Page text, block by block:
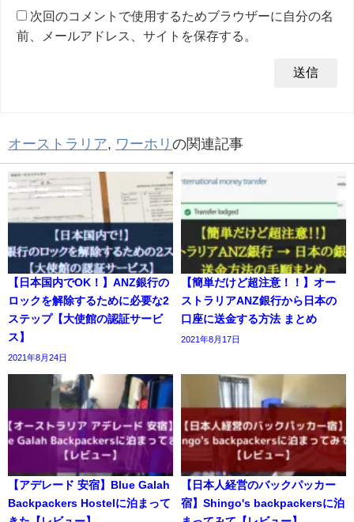
次回のコメントで使用するためブラウザーに自分の名
前、メールアドレス、サイトを保存する。
オーストラリア, ワーホリ の関連記事
【日本国内でOK！】ANZ銀行の
ロックを解除するために必要な2
ステップ【大使館の認証サービ
ス】
2021年8月24日
【簡単だけど超注意！！】オー
ストラリアANZ銀行から日本の
口座に送金する方法 まとめ
2021年8月17日
【アデレード 安宿】Blue Galah
Backpackers Hostelに泊まって
【日本人経営のバックパッカー
宿】Shingo's backpackersに泊